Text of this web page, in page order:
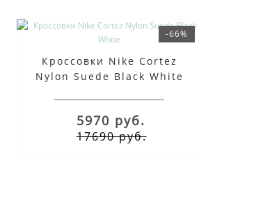
-66%
Кроссовки Nike Cortez
Nylon Suede Black White
5970 руб.
17690 руб.